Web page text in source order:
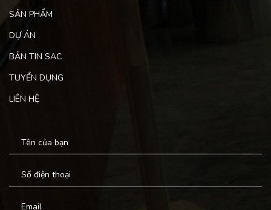
SẢN PHẨM
DỰ ÁN
BẢN TIN SAC
TUYỂN DỤNG
LIÊN HỆ